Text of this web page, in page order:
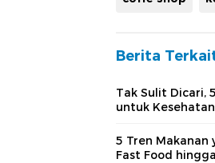
Berita
Tak Sulit Dicari,
untuk
5 Tren Makanan
Fast Food